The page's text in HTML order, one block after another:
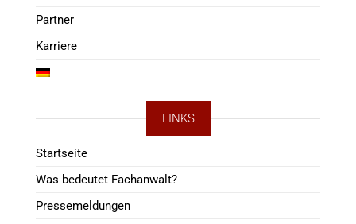
Partner
Karriere
LINKS
Startseite
Was bedeutet Fachanwalt?
Pressemeldungen